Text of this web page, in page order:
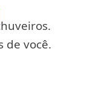
de você.